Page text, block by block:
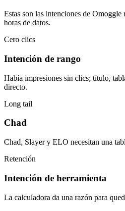
Estas son las intenciones de Omoggle
horas de datos.
Cero clics
Intención de rango
Había impresiones sin clics; título,
directo.
Long tail
Chad
Chad, Slayer y ELO necesitan una
Retención
Intención de herramienta
La calculadora da una razón para